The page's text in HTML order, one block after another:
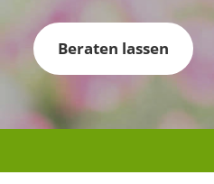
Beraten lassen